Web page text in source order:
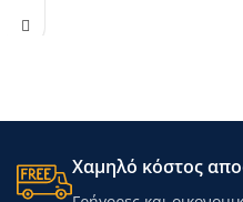
Χαμηλό κόστος